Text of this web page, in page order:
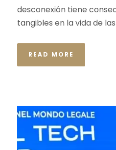
desconexión tiene
tangibles en la vida de
READ MORE